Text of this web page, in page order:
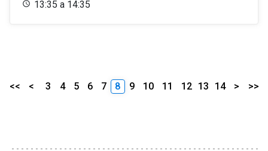
13:35 a 14:35
<< < 3 4 5 6 7 8 9 10 11 12 13 14 > >>